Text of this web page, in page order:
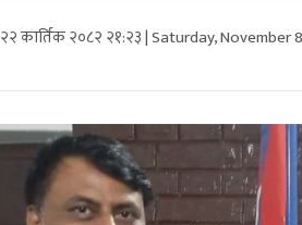
२२ कार्तिक २०८२ २१:२३ | Saturday, November